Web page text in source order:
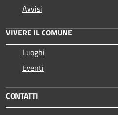
Avvisi
VIVERE IL COMUNE
Luoghi
Eventi
CONTATTI